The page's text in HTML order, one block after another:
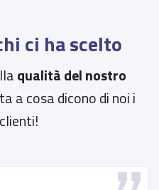
ci ha scelto
qualità del nostro
a cosa dicono di noi i